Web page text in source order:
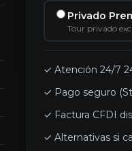
Privado
Tour privado
✓ Atención 24/7
✓ Pago seguro
✓ Factura CFDI
✓ Alternativas si